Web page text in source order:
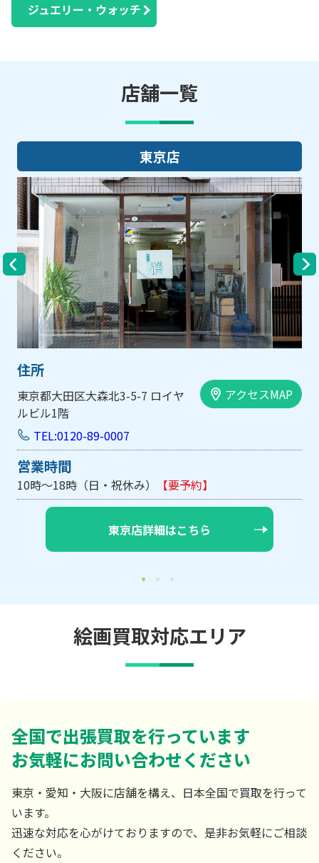
ジュエリー・ウォッチ
店舗一覧
大阪店
住所
大阪市中央区内平野町1-1-5 西大
手前ビル103号
アクセスMAP
TEL:0120-89-0007
営業時間
10時～18時（日・祝休み/土曜は不定休）
大阪店詳細はこちら
絵画買取対応エリア
全国で出張買取を行っています
お気軽にお問い合わせください
東京・愛知・大阪に店舗を構え、日本全国で買取を行って
います。
迅速な対応を心がけておりますので、是非お気軽にご相談
ください。